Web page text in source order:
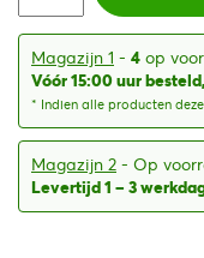
Magazijn 1 - 4 op
Vóór 15:00 uur
* Indien alle producten
Magazijn 2 - Op
Levertijd 1 – 3